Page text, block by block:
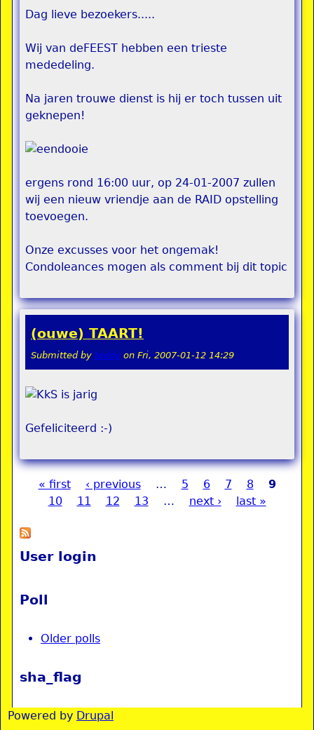
Dag lieve bezoekers.....
Wij van deFEEST hebben een trieste
mededeling.
Na jaren trouwe dienst is hij er toch tussen uit
geknepen!
ergens rond 16:00 uur, op 24-01-2007 zullen
wij een nieuw vriendje aan de RAID opstelling
toevoegen.
Onze excusses voor het ongemak!
Condoleances mogen als comment bij dit topic
(ouwe) TAART!
Submitted by teddy on Fri, 2007-01-12 14:29
Gefeliciteerd :-)
Pages
« first ‹ previous … 5 6 7 8
9
10
11 12 13 … next › last »
User login
Poll
Older polls
sha_flag
Powered by Drupal